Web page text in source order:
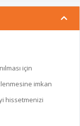
için
imkan
hissetmenizi